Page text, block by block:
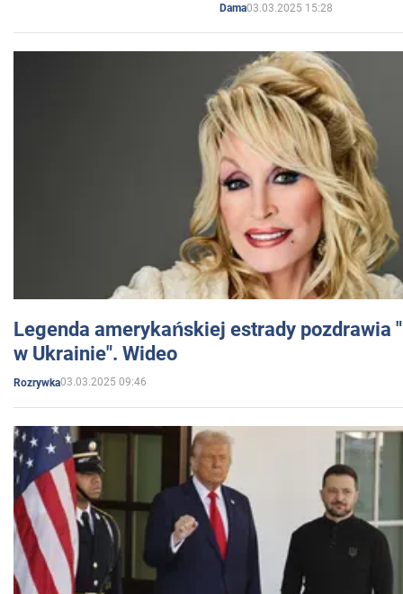
Dama03.03.2025 15:28
Legenda amerykańskiej estrady pozdrawia
w Ukrainie". Wideo
Rozrywka03.03.2025 09:46